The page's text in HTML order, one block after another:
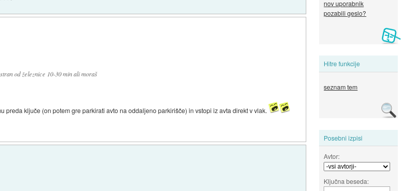
nov uporabnik
pozabili geslo?
Hitre funkcije
seznam tem
Posebni izpisi
Avtor:
Ključna beseda:
od železnice 10-30 min ali moraš
preda ključe (on potem gre parkirati avto na oddaljeno parkirišče) in vstopi iz avta direkt v vlak.